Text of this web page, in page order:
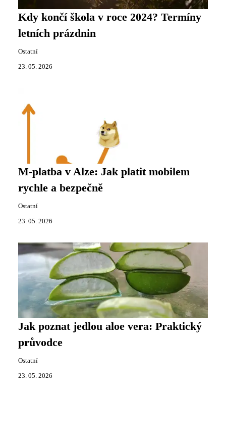
Kdy končí škola v roce 2024? Termíny
letních prázdnin
Ostatní
23. 05. 2026
M-platba v Alze: Jak platit mobilem
rychle a bezpečně
Ostatní
23. 05. 2026
Jak poznat jedlou aloe vera: Praktický
průvodce
Ostatní
23. 05. 2026